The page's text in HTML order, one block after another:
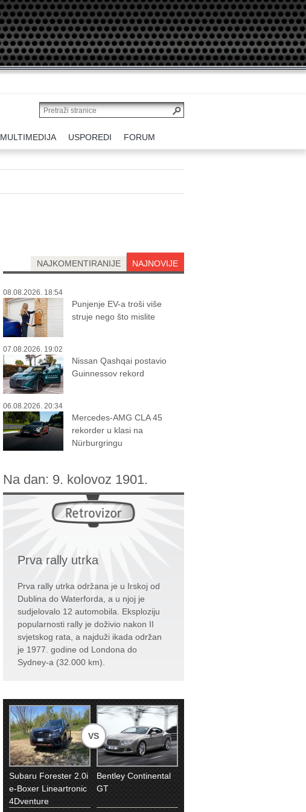
MULTIMEDIJA USPOREDI FORUM
NAJNOVIJE
NAJKOMENTIRANIJE
08.08.2026. 18:54
Punjenje EV-a troši više
struje nego što mislite
07.08.2026. 19:02
Nissan Qashqai postavio
Guinnessov rekord
06.08.2026. 20:34
Mercedes-AMG CLA 45
rekorder u klasi na
Nürburgringu
Na dan: 9. kolovoz 1901.
Prva rally utrka
Prva rally utrka održana je u Irskoj od
Dublina do Waterforda, a u njoj je
sudjelovalo 12 automobila. Eksploziju
popularnosti rally je doživio nakon II
svjetskog rata, a najduži ikada održan
je 1977. godine od Londona do
Sydney-a (32.000 km).
VS
Subaru Forester 2.0i
e-Boxer Lineartronic
4Dventure
Bentley Continental
GT